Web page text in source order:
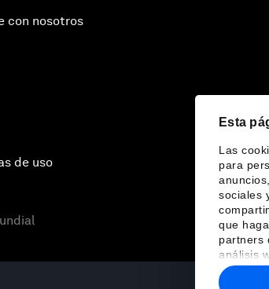
Esta
Las
para
sociales
que
partners
análisis
haya
con nosotros
de uso